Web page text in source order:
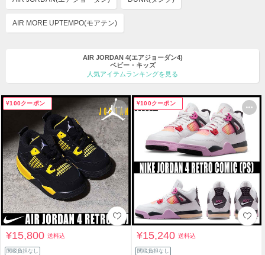
AIR MORE UPTEMPO(モアテン)
AIR JORDAN 4(エアジョーダン4)
ベビー・キッズ
人気アイテムランキングを見る
¥100クーポン
¥15,800送料込
関税負担なし
¥100クーポン
¥15,240送料込
関税負担なし